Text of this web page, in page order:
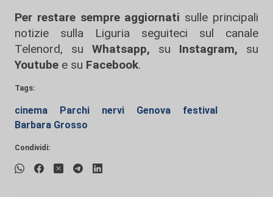
Per restare sempre aggiornati sulle principali
notizie sulla Liguria seguiteci sul canale
Telenord, su
Whatsapp, su Instagram, su
Youtube e su Facebook.
Tags:
cinema Parchi nervi Genova
festival
Barbara Grosso
Condividi: